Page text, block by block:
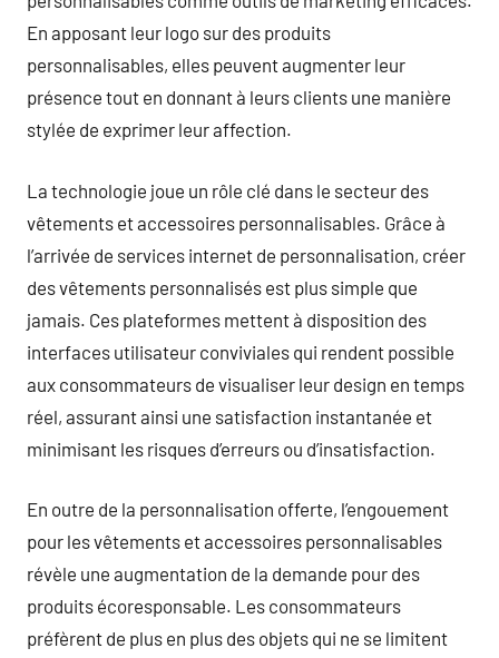
En apposant leur logo sur des produits
personnalisables, elles peuvent augmenter leur
présence tout en donnant à leurs clients une manière
stylée de exprimer leur affection.
La technologie joue un rôle clé dans le secteur des
vêtements et accessoires personnalisables. Grâce à
l’arrivée de services internet de personnalisation, créer
des vêtements personnalisés est plus simple que
jamais. Ces plateformes mettent à disposition des
interfaces utilisateur conviviales qui rendent possible
aux consommateurs de visualiser leur design en temps
réel, assurant ainsi une satisfaction instantanée et
minimisant les risques d’erreurs ou d’insatisfaction.
En outre de la personnalisation offerte, l’engouement
pour les vêtements et accessoires personnalisables
révèle une augmentation de la demande pour des
produits écoresponsable. Les consommateurs
préfèrent de plus en plus des objets qui ne se limitent